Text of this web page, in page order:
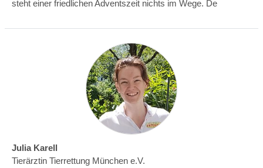
steht einer friedlichen Adventszeit nichts im Wege. De
Julia Karell
Tierärztin Tierrettung München e.V.